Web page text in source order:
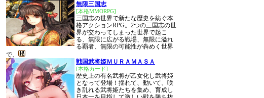
無限三国志
[本格MMORPG]
三国志の世界で新たな歴史を紡ぐ本
格アクションRPG。2つの三国志の世
界が交わってしまった世界で起こ
る、無限に広がる戦場、無限に溢れ
る覇者、無限の可能性が犇めく世界
で、
戦国武将姫ＭＵＲＡＭＡＳＡ
[本格カード]
歴史上の有名武将が乙女化し武将姫
となって登場！揺れて、動いて、咲
き乱れる武将姫たちを集め、育成し